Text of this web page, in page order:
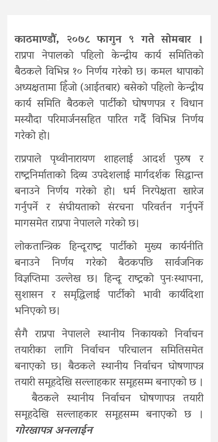
काठमाण्डौं, २०७८ फागुन ९ गते सोमबार ।
राप्रपा नेपालको पहिलो केन्द्रीय कार्य समितिको
बैठकले विभिन्न १० निर्णय गरेको छ। कमल थापाको
अध्यक्षतामा हिँजो (आईतबार) बसेको पहिलो केन्द्रीय
कार्य समिति बैठकले पार्टीको घोषणपत्र र विधान
मस्यौदा परिमार्जनसहित पारित गर्दै विभिन्न निर्णय
गरेको हो।
राप्रपाले पृथ्वीनारायण शाहलाई आदर्श पुरुष र
राष्ट्रनिर्माताको दिव्य उपदेशलाई मार्गदर्शक सिद्धान्त
बनाउने निर्णय गरेको हो। धर्म निरपेक्षता खारेज
गर्नुपर्ने र संघीयताको संरचना परिवर्तन गर्नुपर्ने
मागसमेत राप्रपा नेपालले गरेको छ।
लोकतान्त्रिक हिन्दूराष्ट्र पार्टीको मुख्य कार्यनीति
बनाउने निर्णय गरेको बैठकपछि सार्वजनिक
विज्ञप्तिमा उल्लेख छ। हिन्दू राष्ट्रको पुनःस्थापना,
सुशासन र समृद्धिलाई पार्टीको भावी कार्यदिशा
भनिएको छ।
सँगै राप्रपा नेपालले स्थानीय निकायको निर्वाचन
तयारीका लागि निर्वाचन परिचालन समितिसमेत
बनाएको छ। बैठकले स्थानीय निर्वाचन घोषणापत्र
तयारी समूहदेखि सल्लाहकार समूहसम्म बनाएको छ ।
बैठकले स्थानीय निर्वाचन घोषणापत्र तयारी
समूहदेखि सल्लाहकार समूहसम्म बनाएको छ ।
गोरखापत्र अनलाईन